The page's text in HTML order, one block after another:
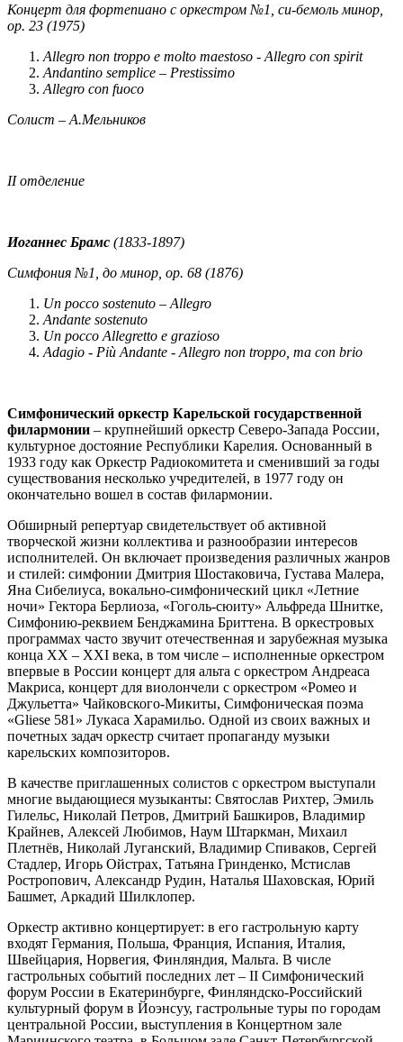
Концерт для фортепиано с оркестром №1, си-бемоль минор,
ор. 23 (1975)
Allegro non troppo e molto maestoso - Allegro con spirit
Andantino semplice – Prestissimo
Allegro con fuoco
Солист – А.Мельников
II отделение
Иоганнес Брамс (1833-1897)
Симфония №1, до минор, ор. 68 (1876)
Un pocco sostenuto – Allegro
Andante sostenuto
Un pocco Allegretto e grazioso
Adagio - Più Andante - Allegro non troppo, ma con brio
Симфонический оркестр Карельской государственной
филармонии – крупнейший оркестр Северо-Запада России,
культурное достояние Республики Карелия. Основанный в
1933 году как Оркестр Радиокомитета и сменивший за годы
существования несколько учредителей, в 1977 году он
окончательно вошел в состав филармонии.
Обширный репертуар свидетельствует об активной
творческой жизни коллектива и разнообразии интересов
исполнителей. Он включает произведения различных жанров
и стилей: симфонии Дмитрия Шостаковича, Густава Малера,
Яна Сибелиуса, вокально-симфонический цикл «Летние
ночи» Гектора Берлиоза, «Гоголь-сюиту» Альфреда Шнитке,
Симфонию-реквием Бенджамина Бриттена. В оркестровых
программах часто звучит отечественная и зарубежная музыка
конца ХХ – XXI века, в том числе – исполненные оркестром
впервые в России концерт для альта с оркестром Андреаса
Макриса, концерт для виолончели с оркестром «Ромео и
Джульетта» Чайковского-Микиты, Симфоническая поэма
«Gliese 581» Лукаса Харамильо. Одной из своих важных и
почетных задач оркестр считает пропаганду музыки
карельских композиторов.
В качестве приглашенных солистов с оркестром выступали
многие выдающиеся музыканты: Святослав Рихтер, Эмиль
Гилельс, Николай Петров, Дмитрий Башкиров, Владимир
Крайнев, Алексей Любимов, Наум Штаркман, Михаил
Плетнёв, Николай Луганский, Владимир Спиваков, Сергей
Стадлер, Игорь Ойстрах, Татьяна Гринденко, Мстислав
Ростропович, Александр Рудин, Наталья Шаховская, Юрий
Башмет, Аркадий Шилклопер.
Оркестр активно концертирует: в его гастрольную карту
входят Германия, Польша, Франция, Испания, Италия,
Швейцария, Норвегия, Финляндия, Мальта. В числе
гастрольных событий последних лет – II Симфонический
форум России в Екатеринбурге, Финляндско-Российский
культурный форум в Йоэнсуу, гастрольные туры по городам
центральной России, выступления в Концертном зале